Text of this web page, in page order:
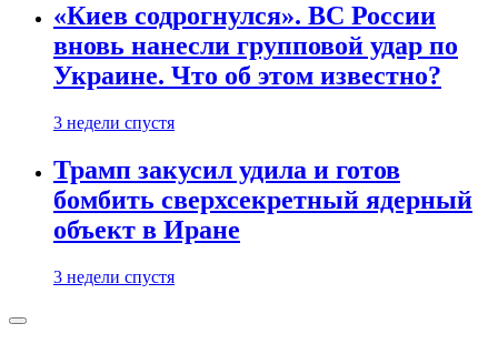
«Киев содрогнулся». ВС России
вновь нанесли групповой удар по
Украине. Что об этом известно?
3 недели спустя
Трамп закусил удила и готов
бомбить сверхсекретный ядерный
объект в Иране
3 недели спустя